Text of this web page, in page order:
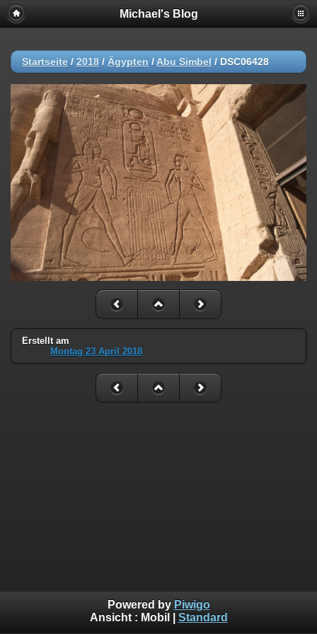
Michael's Blog
Startseite / 2018 / Ägypten / Abu Simbel / DSC06428
Erstellt am
Montag 23 April 2018
Powered by Piwigo
Ansicht : Mobil Standard